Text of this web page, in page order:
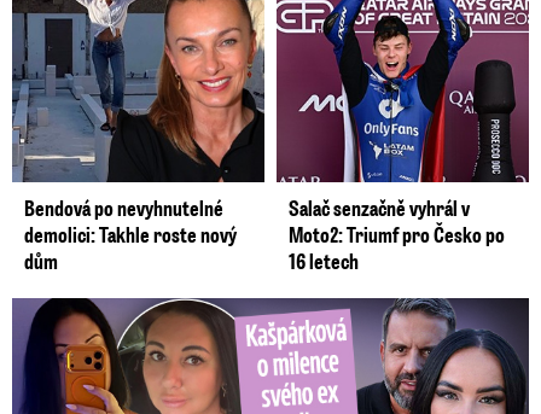
Bendová po nevyhnutelné
demolici: Takhle roste nový
dům
Salač senzačně vyhrál v
Moto2: Triumf pro Česko po
16 letech
Kašpárková o milence svého ex Radka: Kopie z Wishe!